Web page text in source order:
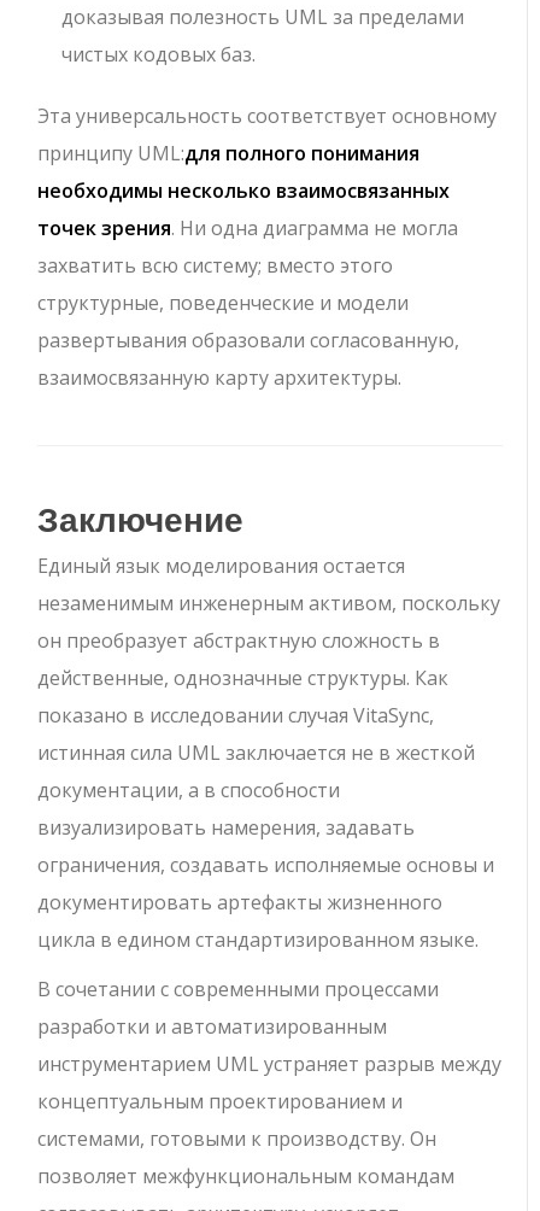
доказывая полезность UML за пределами
чистых кодовых баз.
Эта универсальность соответствует основному
принципу UML:для полного понимания
необходимы несколько взаимосвязанных
точек зрения. Ни одна диаграмма не могла
захватить всю систему; вместо этого
структурные, поведенческие и модели
развертывания образовали согласованную,
взаимосвязанную карту архитектуры.
Заключение
Единый язык моделирования остается
незаменимым инженерным активом, поскольку
он преобразует абстрактную сложность в
действенные, однозначные структуры. Как
показано в исследовании случая VitaSync,
истинная сила UML заключается не в жесткой
документации, а в способности
визуализировать намерения, задавать
ограничения, создавать исполняемые основы и
документировать артефакты жизненного
цикла в едином стандартизированном языке.
В сочетании с современными процессами
разработки и автоматизированным
инструментарием UML устраняет разрыв между
концептуальным проектированием и
системами, готовыми к производству. Он
позволяет межфункциональным командам